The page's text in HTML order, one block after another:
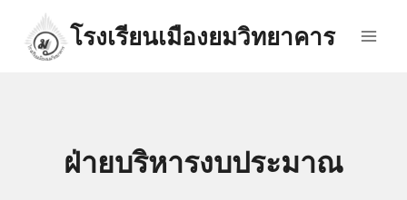
content
โรงเรียนเมืองยมวิทยาคาร
ฝ่ายบริหารงบประมาณ